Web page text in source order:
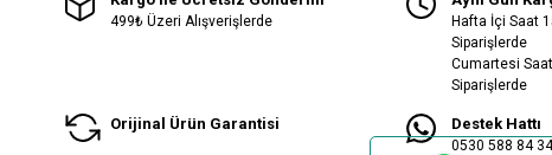
499₺ Üzeri Alışverişlerde
Hafta İçi Saat
Siparişlerde
Cumartesi
Siparişlerde
Orijinal Ürün Garantisi Destek Hattı
0530 588 84 34